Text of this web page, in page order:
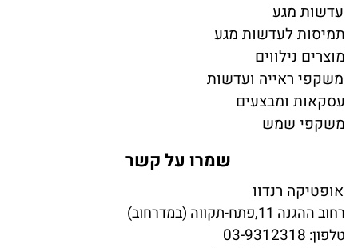
עדשות מגע
תמיסות לעדשות מגע
מוצרים נילווים
משקפי ראייה ועדשות
עסקאות ומבצעים
משקפי שמש
שמרו על קשר
אופטיקה רנדוו
רחוב ההגנה 11,פתח-תקווה (במדרחוב)
טלפון: 03-9312318